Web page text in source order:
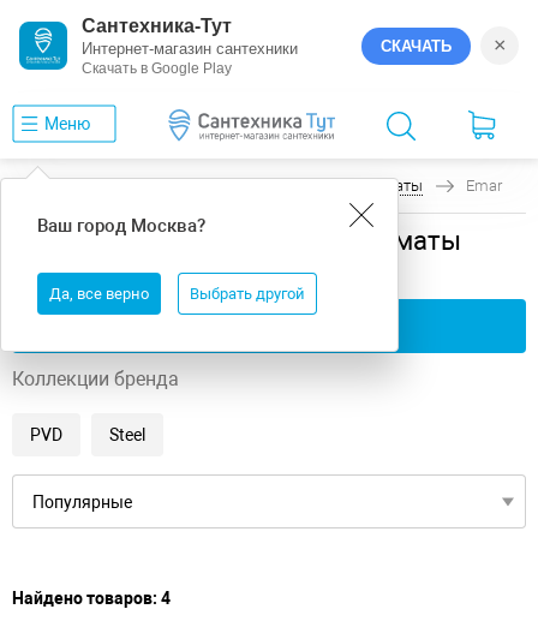
Сантехника-Тут
Интернет-магазин сантехники
Скачать в Google Play
СКАЧАТЬ ×
Меню
Ваш город Москва?
Да, все верно Выбрать другой
Роллер-маты Emar
Аксессуары для кухни роллер-маты
Emar
Коллекции бренда
PVD Steel
Найдено товаров: 4